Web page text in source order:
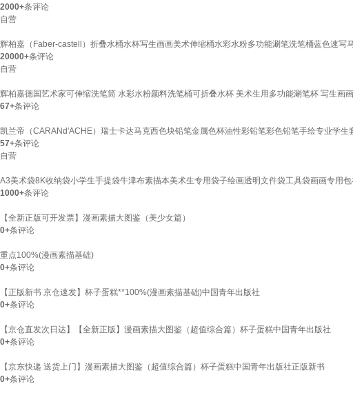
2000+条评论
自营
辉柏嘉（Faber-castell）折叠水桶水杯写生画画美术伸缩桶水彩水粉多功能涮笔洗笔桶蓝色速写
20000+条评论
自营
辉柏嘉德国艺术家可伸缩洗笔筒 水彩水粉颜料洗笔桶可折叠水杯 美术生用多功能涮笔杯 写生画
67+条评论
凯兰帝（CARANd'ACHE）瑞士卡达马克西色块铅笔金属色杯油性彩铅笔彩色铅笔手绘专业学生
57+条评论
自营
A3美术袋8K收纳袋小学生手提袋牛津布素描本美术生专用袋子绘画透明文件袋工具袋画画专用
1000+条评论
【全新正版可开发票】漫画素描大图鉴（美少女篇）
0+条评论
重点100%(漫画素描基础)
0+条评论
【正版新书 京仓速发】杯子蛋糕**100%(漫画素描基础)中国青年出版社
0+条评论
【京仓直发次日达】【全新正版】漫画素描大图鉴（超值综合篇）杯子蛋糕中国青年出版社
0+条评论
【京东快递 送货上门】漫画素描大图鉴（超值综合篇）杯子蛋糕中国青年出版社正版新书
0+条评论